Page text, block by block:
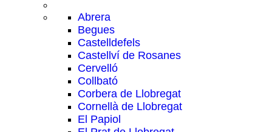
Abrera
Begues
Castelldefels
Castellví de Rosanes
Cervelló
Collbató
Corbera de Llobregat
Cornellà de Llobregat
El Papiol